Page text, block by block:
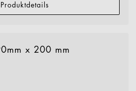
Produktdetails
x 200 mm